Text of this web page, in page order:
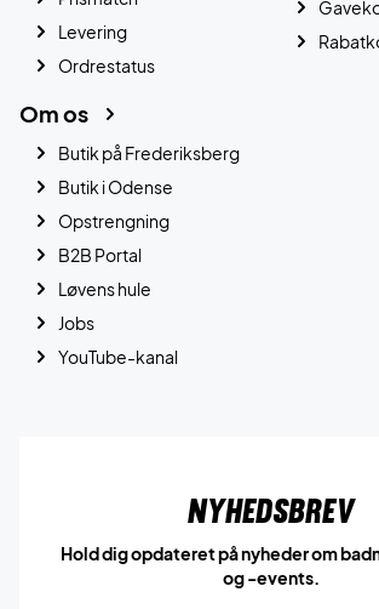
Levering
Ordrestatus
Om os
Butik på Frederiksberg
Butik i Odense
Opstrengning
B2B Portal
Løvens hule
Jobs
YouTube-kanal
Nyhedsbrev
Hold dig opdateret på nyheder om
og -events.